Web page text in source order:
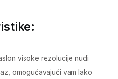
visoke rezolucije nudi
omogućavajući vam lako